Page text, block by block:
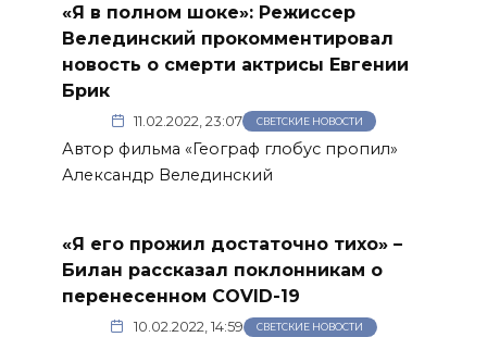
«Я в полном шоке»: Режиссер
Велединский прокомментировал
новость о смерти актрисы Евгении
Брик
11.02.2022, 23:07 СВЕТСКИЕ НОВОСТИ
Автор фильма «Географ глобус пропил»
Александр Велединский
«Я его прожил достаточно тихо» –
Билан рассказал поклонникам о
перенесенном COVID-19
10.02.2022, 14:59 СВЕТСКИЕ НОВОСТИ